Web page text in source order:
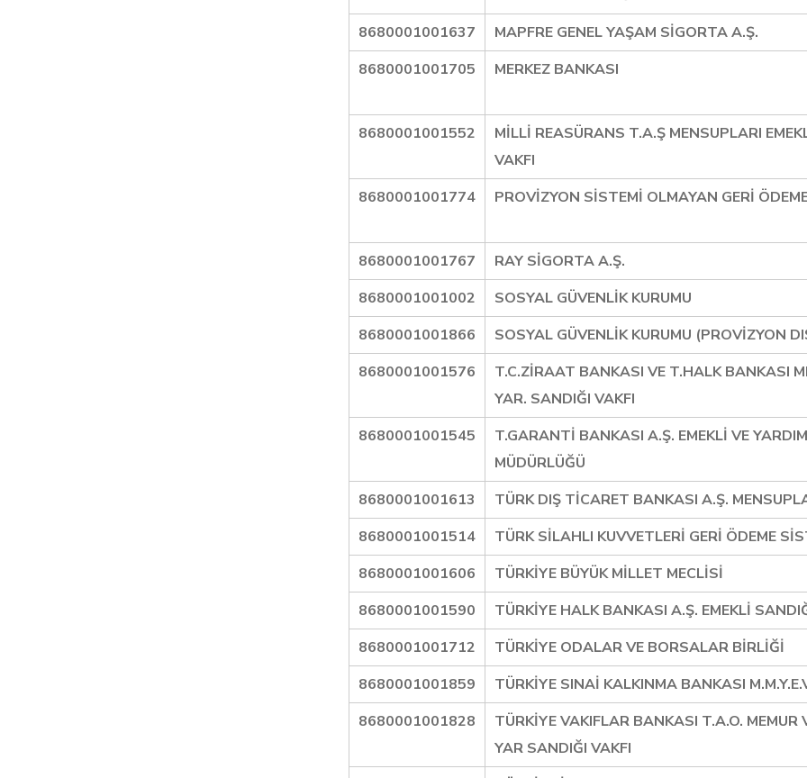
8680001001637
MAPFRE GENEL YAŞAM SİGORTA A.Ş.
8680001001705
MERKEZ BANKASI
8680001001552
MİLLİ REASÜRANS T.A.Ş MENSUPLARI
VAKFI
8680001001774
PROVİZYON SİSTEMİ OLMAYAN GERİ
8680001001767
RAY SİGORTA A.Ş.
8680001001002
SOSYAL GÜVENLİK KURUMU
8680001001866
SOSYAL GÜVENLİK KURUMU (PROVİZYON
8680001001576
T.C.ZİRAAT BANKASI VE T.HALK BANKASI
YAR. SANDIĞI VAKFI
8680001001545
T.GARANTİ BANKASI A.Ş. EMEKLİ VE
MÜDÜRLÜĞÜ
8680001001613
TÜRK DIŞ TİCARET BANKASI A.Ş.
8680001001514
TÜRK SİLAHLI KUVVETLERİ GERİ ÖDEME
8680001001606
TÜRKİYE BÜYÜK MİLLET MECLİSİ
8680001001590
TÜRKİYE HALK BANKASI A.Ş. EMEKLİ
8680001001712
TÜRKİYE ODALAR VE BORSALAR BİRLİĞİ
8680001001859
TÜRKİYE SINAİ KALKINMA BANKASI
8680001001828
TÜRKİYE VAKIFLAR BANKASI T.A.O. MEMUR
YAR SANDIĞI VAKFI